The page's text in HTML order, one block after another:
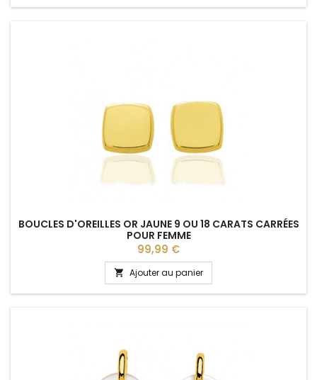
BOUCLES D'OREILLES OR JAUNE 9 OU 18 CARATS CARRÉES
POUR FEMME
Prix
99,99 €
 Ajouter au panier